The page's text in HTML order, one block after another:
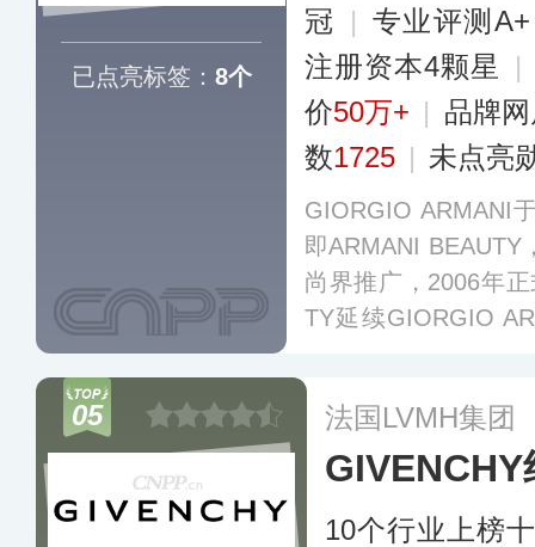
已点亮标签： 8个
冠 | 专业评测
注册资本4颗星
|
价50万+ | 品牌
数1725 | 未点亮
GIORGIO ARMANI
即ARMANI
尚界推广，2006年
TY延续GIORGIO
如传奇红管唇釉、权
挚爱香水、玉龙茶香
05 法国LVMH集团
GIVENCHY
10个行业上榜